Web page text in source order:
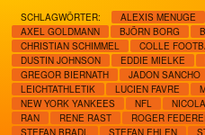
SCHLAGWÖRTER: ALEXIS MENUGE
AXEL GOLDMANN
BJÖRN BORG
CHRISTIAN SCHIMMEL
COLLE
DUSTIN JOHNSON
EDDIE MIELKE
GREGOR BIERNATH
JADON SANCHO
LEICHTATHLETIK
LUCIEN FAVRE
NEW YORK YANKEES
NFL
RAN
RENE RAST ROGER
STEFAN BRADL
STEFAN EHLEN